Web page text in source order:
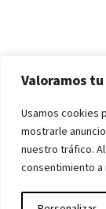
Valoramos
Usamos cookies
mostrarle
nuestro tráfico.
consentimiento